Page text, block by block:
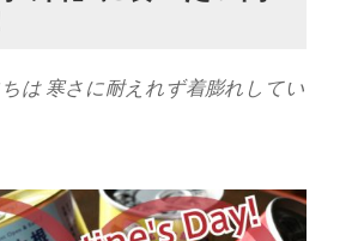
は 寒さに耐えれず着膨れしてい